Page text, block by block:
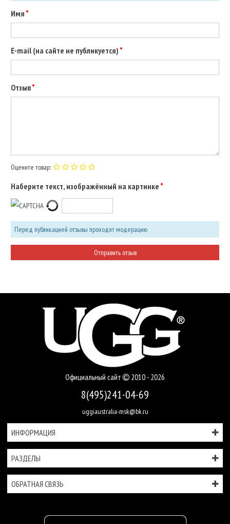
Имя
E-mail (на сайте не публикуется)
Отзыв
Оцените товар:
Наберите текст, изображённый на картинке
Перед публикацией отзывы проходят модерацию
Официальный сайт 2010 - 2026
8(495)241-04-69
uggiaustralia-msk@bk.ru
ИНФОРМАЦИЯ
РАЗДЕЛЫ
ОБРАТНАЯ СВЯЗЬ